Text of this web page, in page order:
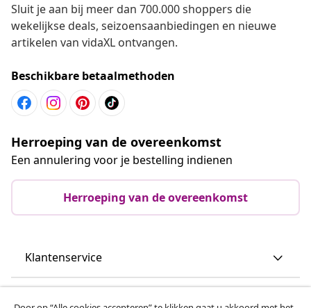
Sluit je aan bij meer dan 700.000 shoppers die
wekelijkse deals, seizoensaanbiedingen en nieuwe
artikelen van vidaXL ontvangen.
Beschikbare betaalmethoden
Herroeping van de overeenkomst
Een annulering voor je bestelling indienen
Herroeping van de overeenkomst
Klantenservice